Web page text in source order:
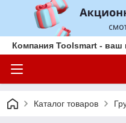
Компания Toolsmart - ваш
Каталог товаров